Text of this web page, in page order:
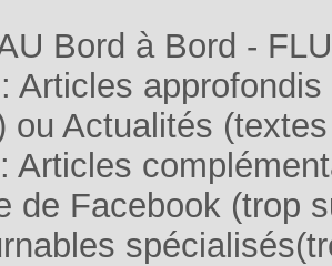
Bord à Bord -
Articles
ou Actualités
Articles
de Facebook (trop